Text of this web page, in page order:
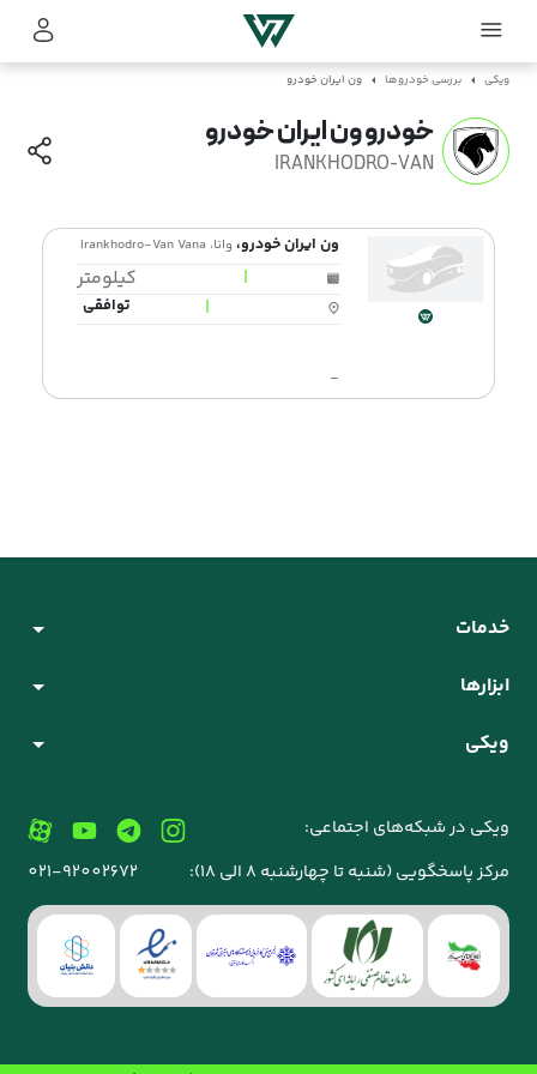
ویکی بررسی خودروها ون ایران خودرو
خودرو ون ایران خودرو
IRANKHODRO-VAN
ون ایران خودرو، وانا، Irankhodro-Van Vana
|
کیلومتر
|
توافقی
-
خدمات
ابزارها
ویکی
ویکی در شبکه‌های اجتماعی:
مرکز پاسخگویی (شنبه تا چهارشنبه 8 الی 18):
021-92002672